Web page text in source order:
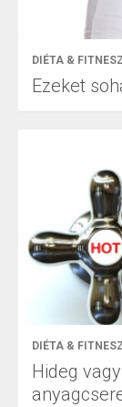
DIÉTA & FITNESZ
Ezeket
DIÉTA & FITNESZ
Hideg